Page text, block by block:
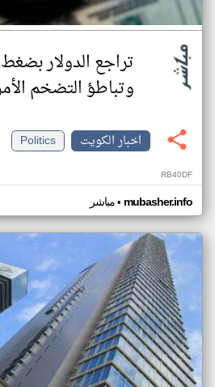
تراجع الدولار
وتباطؤ التضخم
اخبار الكويت
Politics
RB40DF
مباشر• mubasher.info